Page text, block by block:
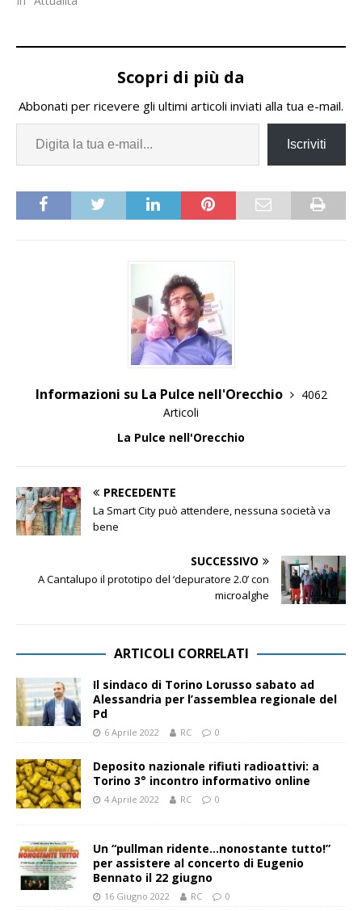
Scopri di più da
Abbonati per ricevere gli ultimi articoli inviati alla tua e-mail.
Iscriviti
Informazioni su La Pulce nell'Orecchio
4062
Articoli
La Pulce nell'Orecchio
PRECEDENTE
La Smart City può attendere, nessuna società va
bene
SUCCESSIVO
A Cantalupo il prototipo del ‘depuratore 2.0’ con
microalghe
ARTICOLI CORRELATI
Il sindaco di Torino Lorusso sabato ad
Alessandria per l’assemblea regionale del
Pd
6 Aprile 2022 RC 0
Deposito nazionale rifiuti radioattivi: a
Torino 3° incontro informativo online
4 Aprile 2022 RC 0
Un “pullman ridente…nonostante tutto!”
per assistere al concerto di Eugenio
Bennato il 22 giugno
16 Giugno 2022 RC 0